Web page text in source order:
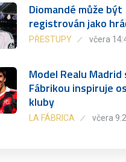
Diomandé může být
registrován jako
PŘESTUPY včera
Model Realu Madrid
Fábrikou inspiruje
kluby
LA FÁBRICA včera